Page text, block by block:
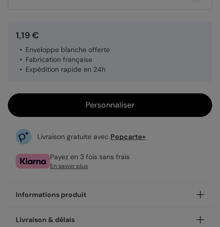
1,19 €
Enveloppe blanche offerte
Fabrication française
Expédition rapide en 24h
Personnaliser
Livraison gratuite avec Popcarte+
Payez en 3 fois sans frais
En savoir plus
Informations produit
Personnalisez votre invitation toutes occasions Barbecue,
Livraison & délais